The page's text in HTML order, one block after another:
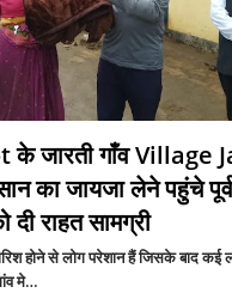
जारती गाँव Village
का जायजा लेने पहुंचे
दी राहत सामग्री
होने से लोग परेशान हैं जिसके बाद कई
मे…